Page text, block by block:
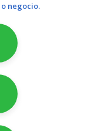
o negocio.